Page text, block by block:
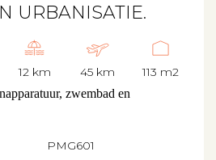
URBANISATIE.
12 km 45 km 113 m2
zwembad en
PMG601